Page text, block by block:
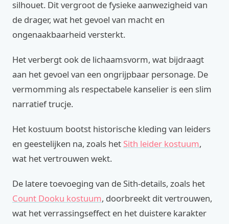
silhouet. Dit vergroot de fysieke aanwezigheid van
de drager, wat het gevoel van macht en
ongenaakbaarheid versterkt.
Het verbergt ook de lichaamsvorm, wat bijdraagt
aan het gevoel van een ongrijpbaar personage. De
vermomming als respectabele kanselier is een slim
narratief trucje.
Het kostuum bootst historische kleding van leiders
en geestelijken na, zoals het Sith leider kostuum,
wat het vertrouwen wekt.
De latere toevoeging van de Sith-details, zoals het
Count Dooku kostuum, doorbreekt dit vertrouwen,
wat het verrassingseffect en het duistere karakter